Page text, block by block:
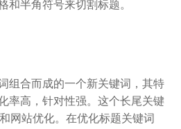
和半角符号来切割标题。
组合而成的一个新关键词，其特
率高，针对性强。这个长尾关键
网站优化。在优化标题关键词